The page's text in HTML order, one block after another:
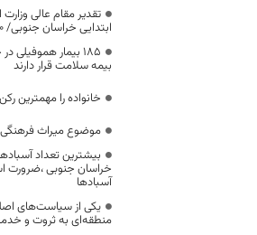
تقدیر مقام عالی
ابتدایی خراسان جنوبی/ ۴۶۰۰ دانش‌آموز زیر چتر «طرح حامی»
۱۸۵ بیمار
بیمه سلامت قرار دارند
خانواده را مهمترین
موضوع میراث
بیشترین تعداد
خراسان جنوبی ،ضرورت
آسبادها
یکی از سیاست‌های
منطقه‌ای به ثروت و